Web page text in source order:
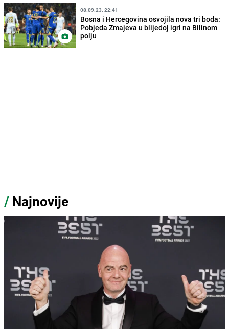
08.09.23. 22:41
Bosna i Hercegovina osvojila nova tri boda:
Pobjeda Zmajeva u blijedoj igri na Bilinom
polju
/ Najnovije